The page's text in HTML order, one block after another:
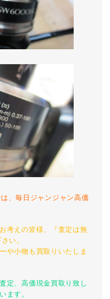
、毎日ジャンジャン高価
考えの皆様、『査定は無
い。
や小物も買取りいたしま
定、高価現金買取り致し
ます。